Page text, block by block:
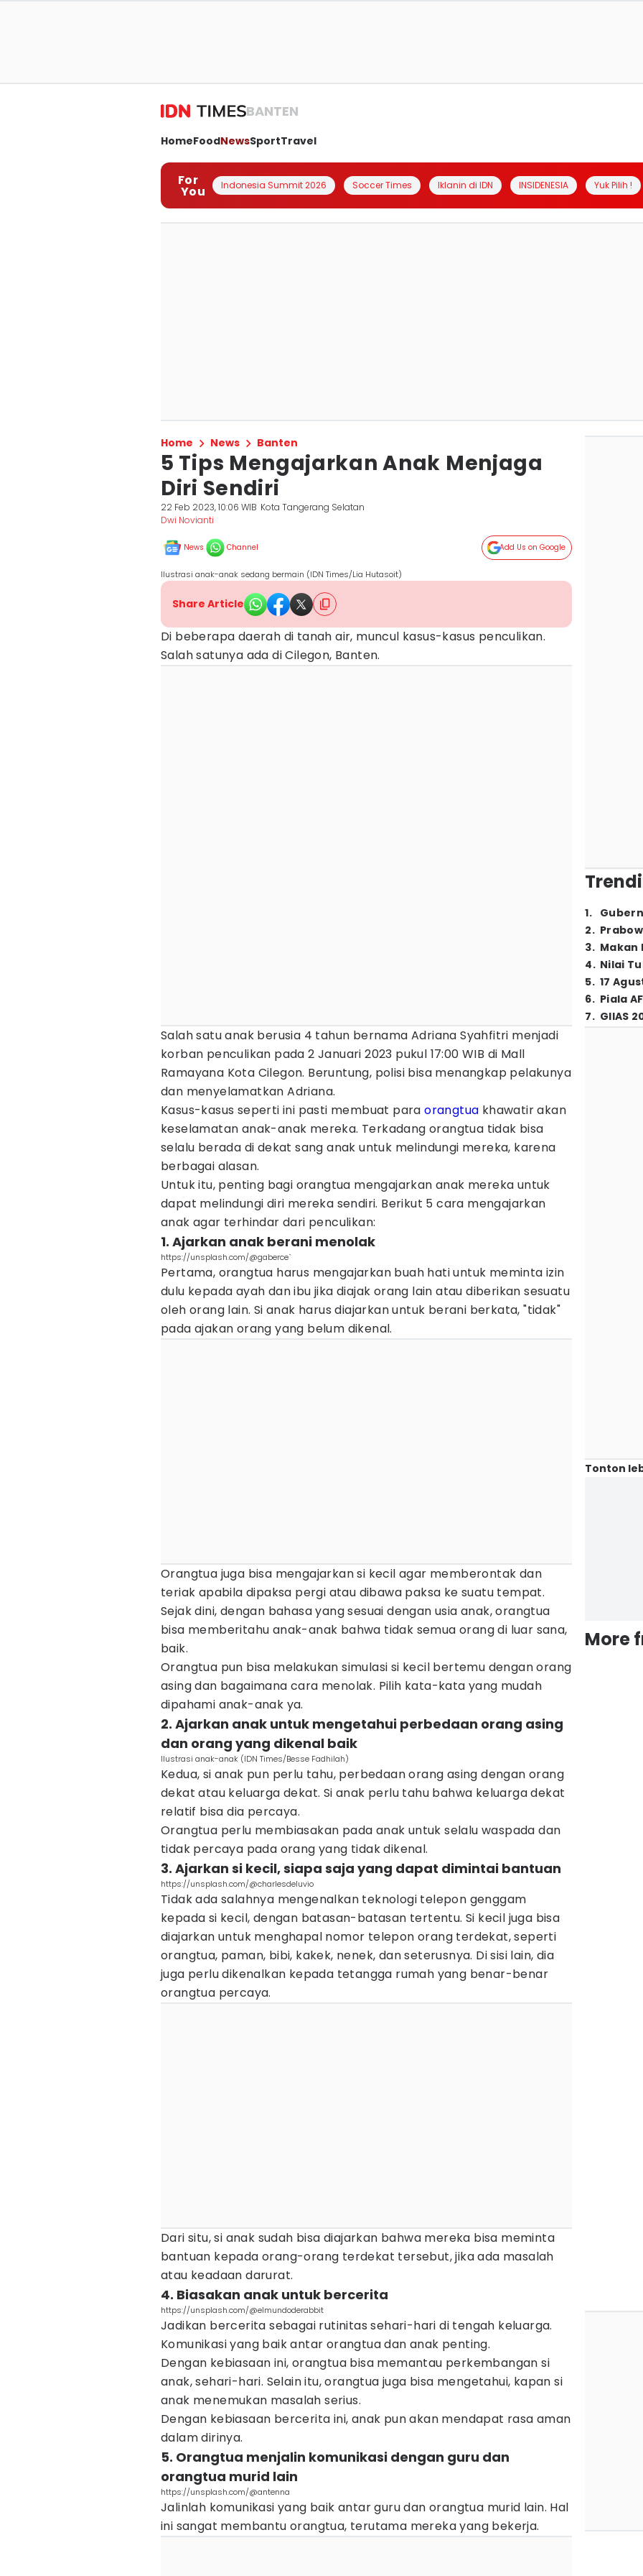
BANTEN
HomeFoodNewsSportTravel
For
You Indonesia Summit 2026 Soccer Times Iklanin di IDN INSIDENESIA Yuk Pilih !
Home News Banten
5 Tips Mengajarkan Anak Menjaga
Diri Sendiri
22 Feb 2023, 10:06 WIB Kota Tangerang Selatan
Dwi Novianti
News Channel Add Us on Google
Ilustrasi anak-anak sedang bermain (IDN Times/Lia Hutasoit)
Share Article
Di beberapa daerah di tanah air, muncul kasus-kasus penculikan.
Salah satunya ada di Cilegon, Banten.
Salah satu anak berusia 4 tahun bernama Adriana Syahfitri menjadi
korban penculikan pada 2 Januari 2023 pukul 17:00 WIB di Mall
Ramayana Kota Cilegon. Beruntung, polisi bisa menangkap pelakunya
dan menyelamatkan Adriana.
Kasus-kasus seperti ini pasti membuat paraorangtua khawatir akan
keselamatan anak-anak mereka. Terkadang orangtua tidak bisa
selalu berada di dekat sang anak untuk melindungi mereka, karena
berbagai alasan.
Untuk itu, penting bagi orangtua mengajarkan anak mereka untuk
dapat melindungi diri mereka sendiri. Berikut 5 cara mengajarkan
anak agar terhindar dari penculikan:
1. Ajarkan anak berani menolak
https://unsplash.com/@gaberce`
Pertama, orangtua harus mengajarkan buah hati untuk meminta izin
dulu kepada ayah dan ibu jika diajak orang lain atau diberikan sesuatu
oleh orang lain. Si anak harus diajarkan untuk berani berkata, "tidak"
pada ajakan orang yang belum dikenal.
Orangtua juga bisa mengajarkan si kecil agar memberontak dan
teriak apabila dipaksa pergi atau dibawa paksa ke suatu tempat.
Sejak dini, dengan bahasa yang sesuai dengan usia anak, orangtua
bisa memberitahu anak-anak bahwa tidak semua orang di luar sana,
baik.
Orangtua pun bisa melakukan simulasi si kecil bertemu dengan orang
asing dan bagaimana cara menolak. Pilih kata-kata yang mudah
dipahami anak-anak ya.
2. Ajarkan anak untuk mengetahui perbedaan orang asing
dan orang yang dikenal baik
Ilustrasi anak-anak (IDN Times/Besse Fadhilah)
Kedua, si anak pun perlu tahu, perbedaan orang asing dengan orang
dekat atau keluarga dekat. Si anak perlu tahu bahwa keluarga dekat
relatif bisa dia percaya.
Orangtua perlu membiasakan pada anak untuk selalu waspada dan
tidak percaya pada orang yang tidak dikenal.
3. Ajarkan si kecil, siapa saja yang dapat dimintai bantuan
https://unsplash.com/@charlesdeluvio
Tidak ada salahnya mengenalkan teknologi telepon genggam
kepada si kecil, dengan batasan-batasan tertentu. Si kecil juga bisa
diajarkan untuk menghapal nomor telepon orang terdekat, seperti
orangtua, paman, bibi, kakek, nenek, dan seterusnya. Di sisi lain, dia
juga perlu dikenalkan kepada tetangga rumah yang benar-benar
orangtua percaya.
Dari situ, si anak sudah bisa diajarkan bahwa mereka bisa meminta
bantuan kepada orang-orang terdekat tersebut, jika ada masalah
atau keadaan darurat.
4. Biasakan anak untuk bercerita
https://unsplash.com/@elmundoderabbit
Jadikan bercerita sebagai rutinitas sehari-hari di tengah keluarga.
Komunikasi yang baik antar orangtua dan anak penting.
Dengan kebiasaan ini, orangtua bisa memantau perkembangan si
anak, sehari-hari. Selain itu, orangtua juga bisa mengetahui, kapan si
anak menemukan masalah serius.
Dengan kebiasaan bercerita ini, anak pun akan mendapat rasa aman
dalam dirinya.
5. Orangtua menjalin komunikasi dengan guru dan
orangtua murid lain
https://unsplash.com/@antenna
Jalinlah komunikasi yang baik antar guru dan orangtua murid lain. Hal
ini sangat membantu orangtua, terutama mereka yang bekerja.
1.
2.
3. Makan
4. Nilai
5. 17
6. Piala
7. GIIAS
Tonton
More